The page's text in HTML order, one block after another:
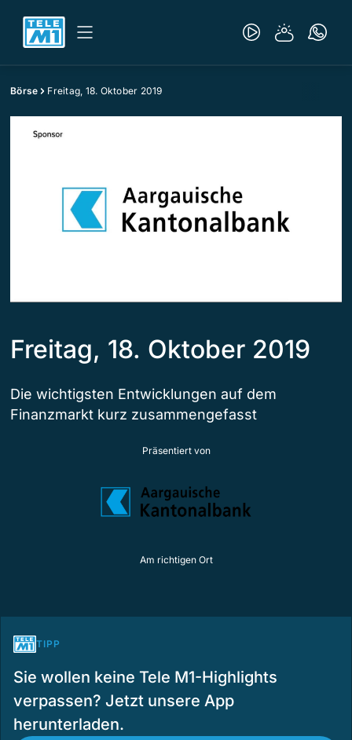
Börse Freitag, 18. Oktober 2019
Freitag, 18. Oktober 2019
Die wichtigsten Entwicklungen auf dem
Finanzmarkt kurz zusammengefasst
Präsentiert von
Am richtigen Ort
TIPP
Sie wollen keine Tele M1-Highlights
verpassen? Jetzt unsere App
herunterladen.